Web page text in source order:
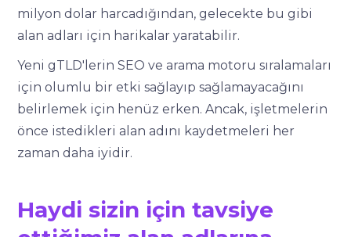
milyon dolar harcadığından, gelecekte bu gibi
alan adları için harikalar yaratabilir.
Yeni gTLD'lerin SEO ve arama motoru sıralamaları
için olumlu bir etki sağlayıp sağlamayacağını
belirlemek için henüz erken. Ancak, işletmelerin
önce istedikleri alan adını kaydetmeleri her
zaman daha iyidir.
Haydi sizin için tavsiye